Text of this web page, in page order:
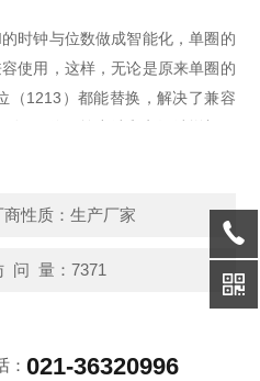
时钟与位数做成智能化，单圈的
使用，这样，无论是原来单圈的
（1213）都能替换，解决了兼容
商性质：生产厂家
问 量：7371
：021-36320996